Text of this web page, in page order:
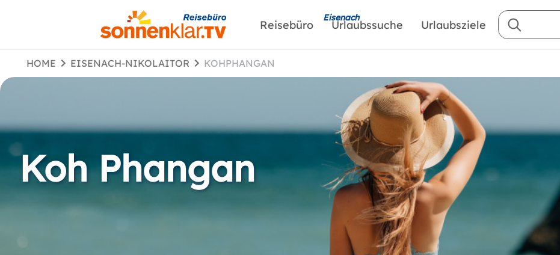
Eisenach
Reisebüro Urlaubssuche Urlaubsziele
HOME EISENACH-NIKOLAITOR KOHPHANGAN
Koh Phangan